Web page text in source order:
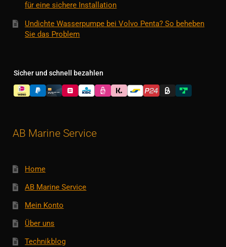
für eine sichere Installation
Undichte Wasserpumpe bei Volvo Penta? So beheben
Sie das Problem
Sicher und schnell bezahlen
AB Marine Service
Home
AB Marine Service
Mein Konto
Über uns
Technikblog